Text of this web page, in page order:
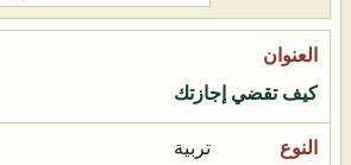
كيف تقضي إجازتك
تربية